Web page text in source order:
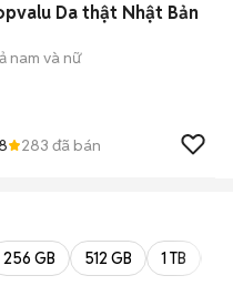
Da thật Nhật Bản
nam và nữ
283 đã bán
256 GB 512 GB 1 TB